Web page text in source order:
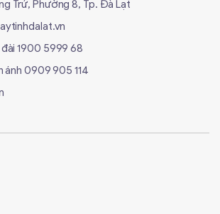
Trứ, Phường 8, Tp. Đà Lạt
đài1900 5999 68
ánh 0909 905 114